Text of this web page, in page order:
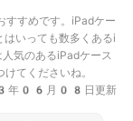
すすめです。iPadケー
はいっても数多くあるi
気のあるiPadケース
てくださいね。
06月08日更新